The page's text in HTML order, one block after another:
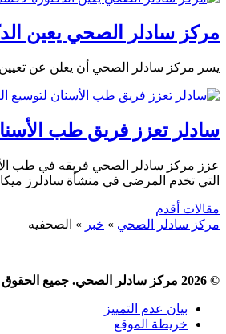
مركز سادلر الصحي يعين
يسر مركز سادلر الصحي أن يعلن عن تعيين
سادلر تعزز فريق طب
عزز مركز سادلر الصحي فريقه في طب
التي تخدم المرضى في منشأة سادلرز
تصفّح
المقالات
مقالات أقدم
مركز سادلر الصحي » خبر » الصحفيه
© 2026 مركز سادلر الصحي. جميع الحقوق محفوظة.
بيان عدم التمييز
خريطة الموقع